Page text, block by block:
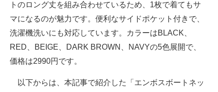
トのロング丈を組み合わせているため、1枚で着てもサ
マになるのが魅力です。便利なサイドポケット付きで、
洗濯機洗いにも対応しています。カラーはBLACK、
RED、BEIGE、DARK BROWN、NAVYの5色展開で、
価格は2990円です。
以下からは、本記事で紹介した「エンボスボートネッ